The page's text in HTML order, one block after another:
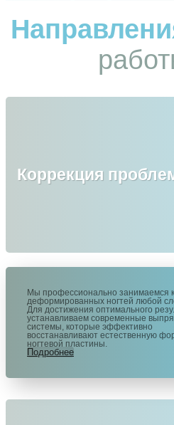
Коррекция
Мы профессионально занимаемся
деформированных ногтей любой
Для достижения оптимального
устанавливаем современные
системы, которые эффективно
восстанавливают естественную
ногтевой пластины.
Подробнее